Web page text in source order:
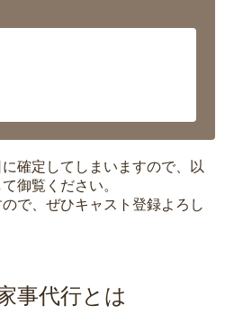
確定してしまいますので、以
御覧ください。
で、ぜひキャスト登録よろし
事代行とは